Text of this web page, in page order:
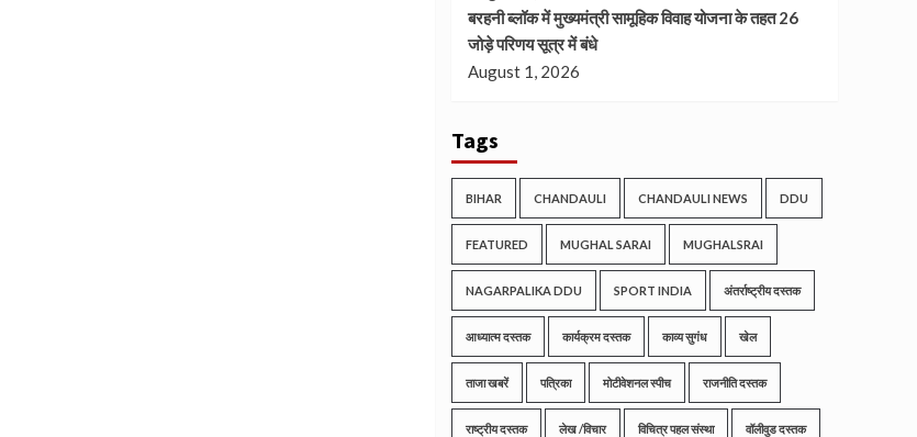
बरहनी ब्लॉक में मुख्यमंत्री सामूहिक विवाह योजना के तहत 26
जोड़े परिणय सूत्र में बंधे
August 1, 2026
Tags
BIHAR CHANDAULI CHANDAULI NEWS DDU
FEATURED MUGHAL SARAI MUGHALSRAI
NAGARPALIKA DDU SPORT INDIA अंतर्राष्ट्रीय दस्तक
आध्यात्म दस्तक कार्यक्रम दस्तक काव्य सुगंध खेल
ताजा खबरें पत्रिका मोटीवेशनल स्पीच राजनीति दस्तक
राष्ट्रीय दस्तक लेख /विचार विचित्र पहल संस्था वॉलीवुड दस्तक